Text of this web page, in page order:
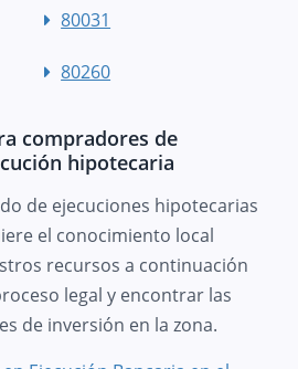
80031
80260
compradores de
hipotecaria
de ejecuciones hipotecarias
el conocimiento local
recursos a continuación
legal y encontrar las
de inversión en la zona.